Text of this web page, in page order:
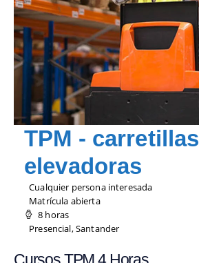
TPM - carretillas
elevadoras
Cualquier persona interesada
Matrícula abierta
8 horas
Presencial, Santander